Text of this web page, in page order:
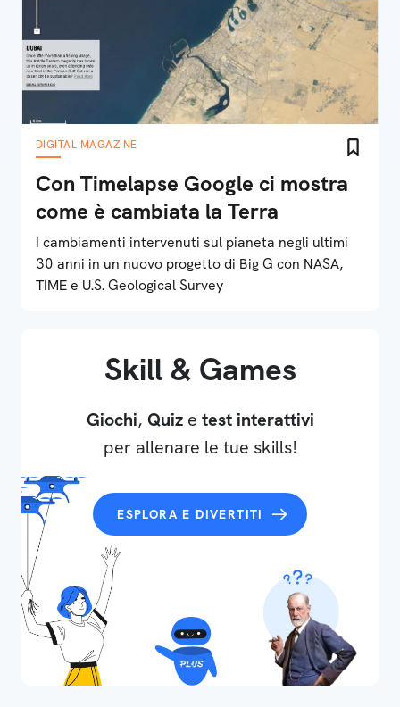
DIGITAL MAGAZINE
Con Timelapse Google ci mostra
come è cambiata la Terra
I cambiamenti intervenuti sul pianeta negli ultimi
30 anni in un nuovo progetto di Big G con NASA,
TIME e U.S. Geological Survey
Skill & Games
Giochi, Quize test interattivi
per allenare le tue skills!
ESPLORA E DIVERTITI